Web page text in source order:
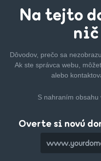
Na tejto
Dôvodov, prečo sa
Ak ste správca webu,
alebo
S nahraním obsahu
Overte si novú